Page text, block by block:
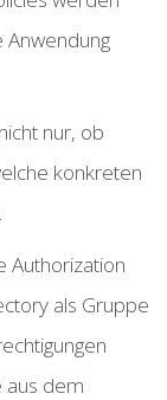
Anwendung
nur, ob
konkreten
Authorization
als Gruppe
aus dem